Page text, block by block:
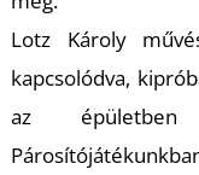
Lotz Károly
kapcsolódva,
az épületben